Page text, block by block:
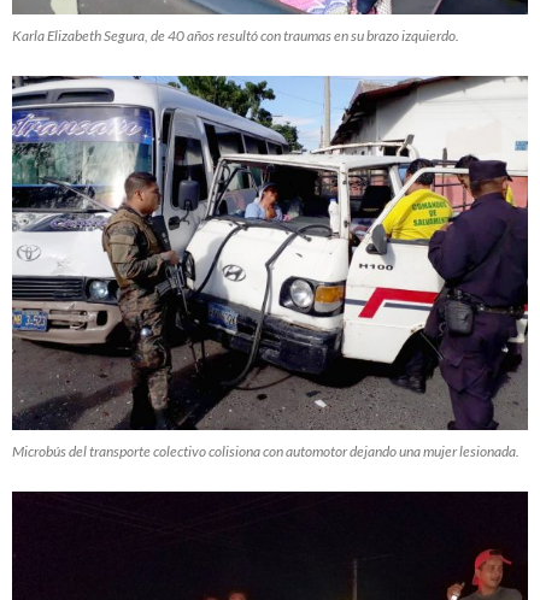
Karla Elizabeth Segura, de 40 años resultó con traumas en su brazo izquierdo.
Microbús del transporte colectivo colisiona con automotor dejando una mujer lesionada.